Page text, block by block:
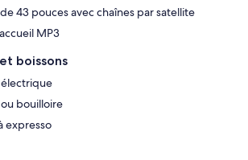
43 pouces avec chaînes par satellite
MP3
boissons
bouilloire
expresso